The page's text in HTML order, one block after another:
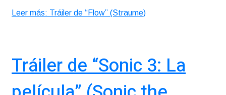
Leer más: Tráiler de “Flow” (Straume)
Tráiler de “Sonic 3: La